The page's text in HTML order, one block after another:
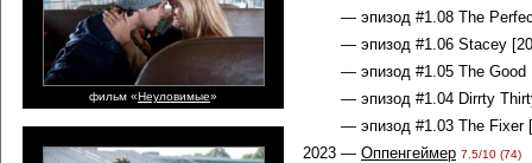
фильм «Неуловимые»
— эпизод #1.08 The
— эпизод #1.06 Stacey
— эпизод #1.05 The Good
— эпизод #1.04 Dirrty
— эпизод #1.03 The Fixer
2023 — Оппенгеймер 7.5/10 (74)